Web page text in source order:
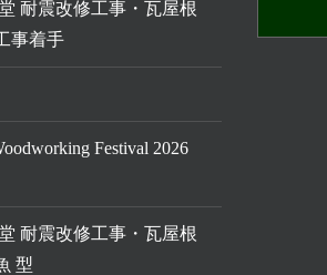
耐震改修工事・瓦屋根
事着手
Festival 2026
耐震改修工事・瓦屋根
型